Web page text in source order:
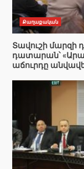
Քաղաքական
Տավուշի մարզի
դատարան՝ «Արա
աճուրդը